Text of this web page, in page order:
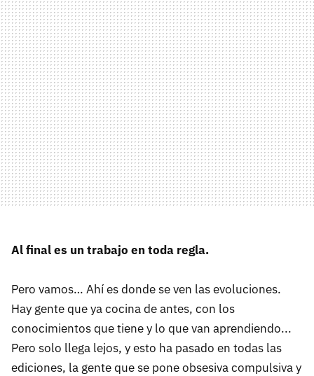
Al final es un trabajo en toda regla.
Pero vamos… Ahí es donde se ven las evoluciones.
Hay gente que ya cocina de antes, con los
conocimientos que tiene y lo que van aprendiendo...
Pero solo llega lejos, y esto ha pasado en todas las
ediciones, la gente que se pone obsesiva compulsiva y